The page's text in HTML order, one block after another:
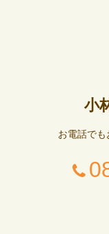
小
お電話でも